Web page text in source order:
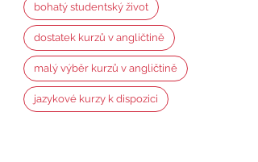
bohatý studentský život
dostatek kurzů v angličtině
malý výběr kurzů v angličtině
jazykové kurzy k dispozici